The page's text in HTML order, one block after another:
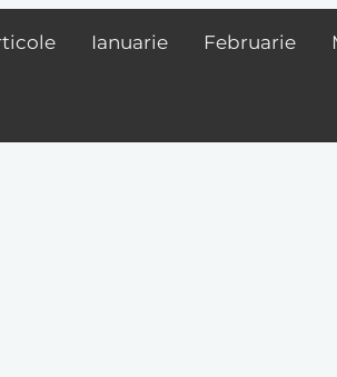
Ianuarie Februarie